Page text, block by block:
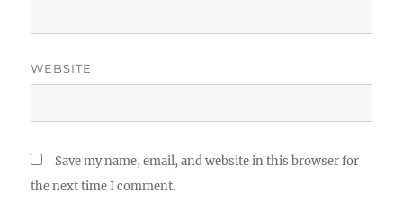
WEBSITE
Save my name, email, and website in this browser for
the next time I comment.